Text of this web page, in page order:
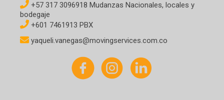
+57 317 3096918 Mudanzas Nacionales, locales y
bodegaje
+601 7461913 PBX
yaqueli.vanegas@movingservices.com.co